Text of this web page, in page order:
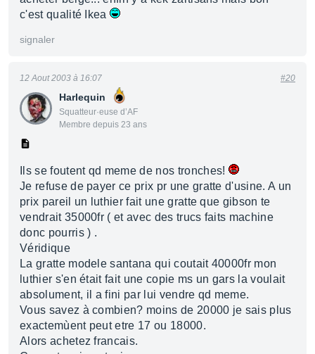
c'est qualité Ikea
signaler
Harlequin
Squatteur·euse d’AF
Membre depuis 23 ans
12 Aout 2003 à 16:07 #20
Ils se foutent qd meme de nos tronches!
Je refuse de payer ce prix pr une gratte d'usine. A un
prix pareil un luthier fait une gratte que gibson te
vendrait 35000fr ( et avec des trucs faits machine
donc pourris ) .
Véridique
La gratte modele santana qui coutait 40000fr mon
luthier s'en était fait une copie ms un gars la voulait
absolument, il a fini par lui vendre qd meme.
Vous savez à combien? moins de 20000 je sais plus
exactemùent peut etre 17 ou 18000.
Alors achetez francais.